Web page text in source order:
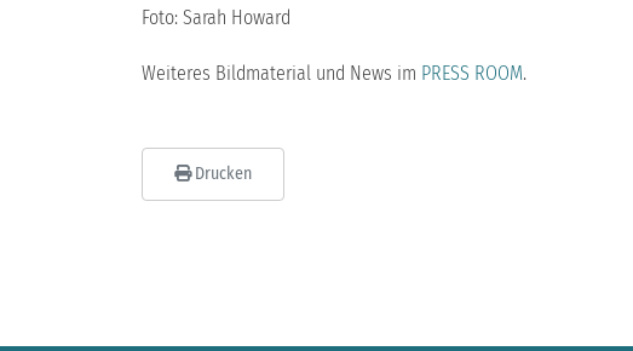
Foto: Sarah Howard
Weiteres Bildmaterial und News im PRESS ROOM.
Drucken